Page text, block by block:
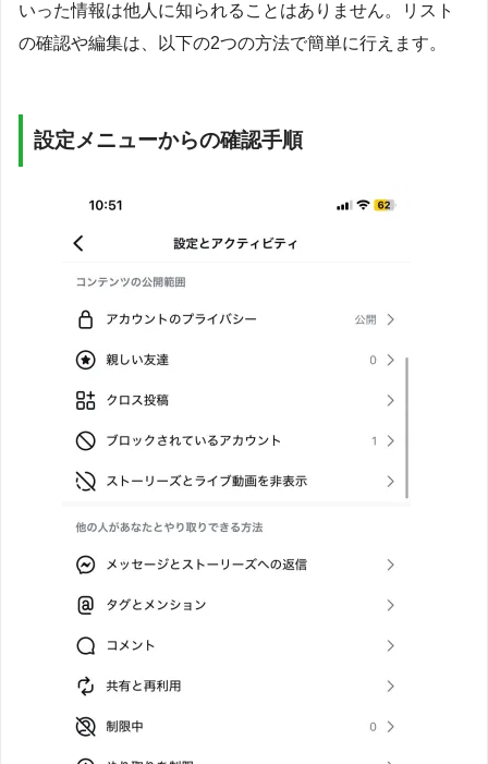
いった情報は他人に知られることはありません。リスト
の確認や編集は、以下の2つの方法で簡単に行えます。
設定メニューからの確認手順